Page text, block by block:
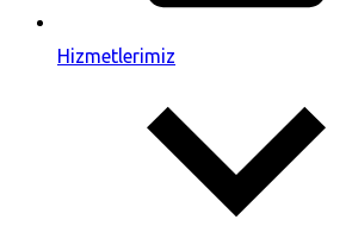
Hizmetlerimiz